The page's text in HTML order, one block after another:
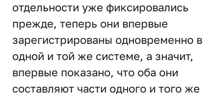
отдельности уже фиксировались
прежде, теперь они впервые
зарегистрированы одновременно в
одной и той же системе, а значит,
впервые показано, что оба они
составляют части одного и того же